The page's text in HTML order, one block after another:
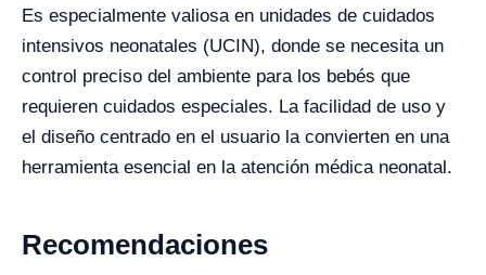
Es especialmente valiosa en unidades de cuidados
intensivos neonatales (UCIN), donde se necesita un
control preciso del ambiente para los bebés que
requieren cuidados especiales. La facilidad de uso y
el diseño centrado en el usuario la convierten en una
herramienta esencial en la atención médica neonatal.
Recomendaciones